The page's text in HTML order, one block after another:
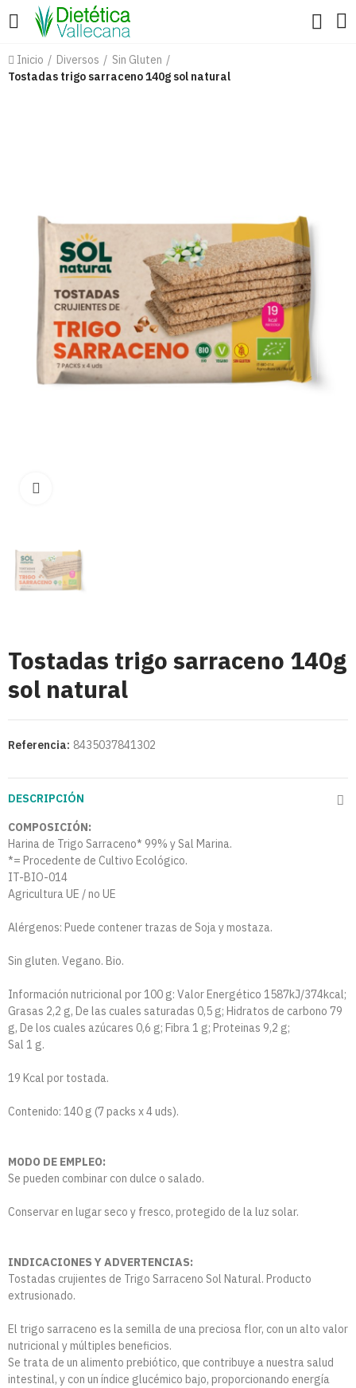
Inicio Diversos
Sin Gluten
Tostadas trigo sarraceno 140g sol natural
Tostadas trigo sarraceno 140g
sol natural
Referencia: 8435037841302
DESCRIPCIÓN
COMPOSICIÓN:
Harina de Trigo Sarraceno* 99% y Sal Marina.
*= Procedente de Cultivo Ecológico.
IT-BIO-014
Agricultura UE / no UE
Alérgenos: Puede contener trazas de Soja y mostaza.
Sin gluten. Vegano. Bio.
Información nutricional por 100 g: Valor Energético 1587kJ/374kcal;
Grasas 2,2 g, De las cuales saturadas 0,5 g; Hidratos de carbono 79
g, De los cuales azúcares 0,6 g; Fibra 1 g; Proteinas 9,2 g;
Sal 1 g.
19 Kcal por tostada.
Contenido: 140 g (7 packs x 4 uds).
MODO DE EMPLEO:
Se pueden combinar con dulce o salado.
Conservar en lugar seco y fresco, protegido de la luz solar.
INDICACIONES Y ADVERTENCIAS:
Tostadas crujientes de Trigo Sarraceno Sol Natural. Producto
extrusionado.
El trigo sarraceno es la semilla de una preciosa flor, con un alto valor
nutricional y múltiples beneficios.
Se trata de un alimento prebiótico, que contribuye a nuestra salud
intestinal, y con un índice glucémico bajo, proporcionando energía